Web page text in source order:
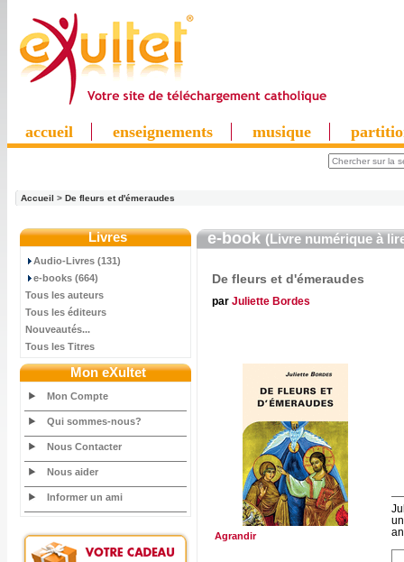
accueil enseignements musique
Accueil > De fleurs et d'émeraudes
Livres
Audio-Livres (131)
e-books (664)
Tous les auteurs
Tous les éditeurs
Nouveautés...
Tous les Titres
Mon eXultet
Mon Compte
Qui sommes-nous?
Nous Contacter
Nous aider
Informer un ami
e-book(Livre numérique à
De fleurs et d'émeraudes
par Juliette Bordes
Agrandir